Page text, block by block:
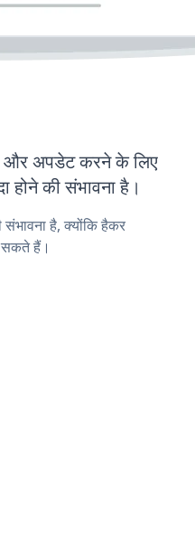
अपडेट करने के लिए
की संभावना है।
है, क्योंकि हैकर
सकते हैं।